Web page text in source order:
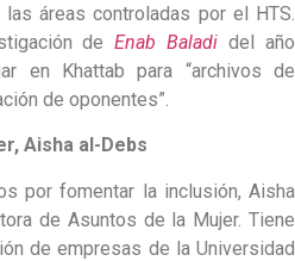
áreas controladas por el HTS.
deEnab Baladi del año
en Khattab para “archivos de
de oponentes”.
Aisha al-Debs
por fomentar la inclusión, Aisha
de Asuntos de la Mujer. Tiene
de empresas de la Universidad